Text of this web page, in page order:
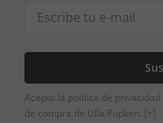
Acepto la política de
de compra de Ulla Popken. [+]